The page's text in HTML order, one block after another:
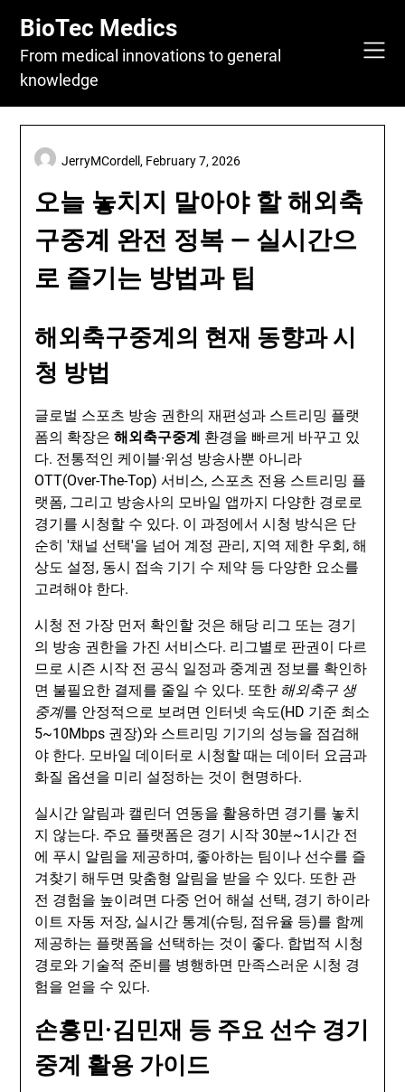
content
BioTec Medics
From medical innovations to general
knowledge
오늘 놓치지 말아야 할 해외축
구중계 완전 정복 — 실시간으
로 즐기는 방법과 팁
JerryMCordell, February 7, 2026
해외축구중계의 현재 동향과 시
청 방법
글로벌 스포츠 방송 권한의 재편성과 스트리밍 플랫
폼의 확장은해외축구중계 환경을 빠르게 바꾸고 있
다. 전통적인 케이블·위성 방송사뿐 아니라
OTT(Over-The-Top) 서비스, 스포츠 전용 스트리밍 플
랫폼, 그리고 방송사의 모바일 앱까지 다양한 경로로
경기를 시청할 수 있다. 이 과정에서 시청 방식은 단
순히 '채널 선택'을 넘어 계정 관리, 지역 제한 우회, 해
상도 설정, 동시 접속 기기 수 제약 등 다양한 요소를
고려해야 한다.
시청 전 가장 먼저 확인할 것은 해당 리그 또는 경기
의 방송 권한을 가진 서비스다. 리그별로 판권이 다르
므로 시즌 시작 전 공식 일정과 중계권 정보를 확인하
면 불필요한 결제를 줄일 수 있다. 또한 해외축구 생
중계를 안정적으로 보려면 인터넷 속도(HD 기준 최소
5~10Mbps 권장)와 스트리밍 기기의 성능을 점검해
야 한다. 모바일 데이터로 시청할 때는 데이터 요금과
화질 옵션을 미리 설정하는 것이 현명하다.
실시간 알림과 캘린더 연동을 활용하면 경기를 놓치
지 않는다. 주요 플랫폼은 경기 시작 30분~1시간 전
에 푸시 알림을 제공하며, 좋아하는 팀이나 선수를 즐
겨찾기 해두면 맞춤형 알림을 받을 수 있다. 또한 관
전 경험을 높이려면 다중 언어 해설 선택, 경기 하이라
이트 자동 저장, 실시간 통계(슈팅, 점유율 등)를 함께
제공하는 플랫폼을 선택하는 것이 좋다. 합법적 시청
경로와 기술적 준비를 병행하면 만족스러운 시청 경
험을 얻을 수 있다.
손흥민·김민재 등 주요 선수 경기
중계 활용 가이드